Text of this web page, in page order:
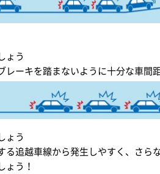
ょう
レーキを踏まないように十分な車間
ょう
る追越車線から発生しやすく、さら
ょう！